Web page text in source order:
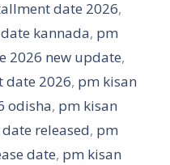
date 2026,
kannada, pm
2026 new update,
date 2026, pm kisan
odisha, pm kisan
released, pm
date, pm kisan